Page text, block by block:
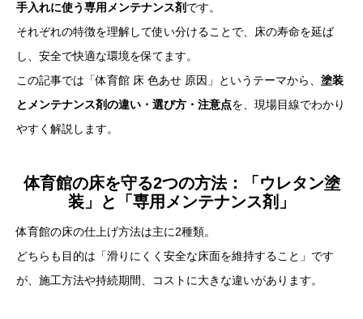
手入れに使う専用メンテナンス剤です。
それぞれの特徴を理解して使い分けることで、床の寿命を延ば
し、安全で快適な環境を保てます。
この記事では「体育館 床 色あせ 原因」というテーマから、 塗装
とメンテナンス剤の違い・選び方・注意点を、現場目線でわかり
やすく解説します。
体育館の床を守る2つの方法：「ウレタン塗
装」と「専用メンテナンス剤」
体育館の床の仕上げ方法は主に2種類。
どちらも目的は「滑りにくく安全な床面を維持すること」です
が、施工方法や持続期間、コストに大きな違いがあります。